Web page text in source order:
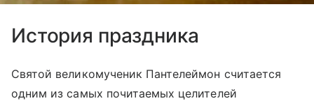
История праздника
Святой великомученик Пантелеймон считается
одним из самых почитаемых целителей